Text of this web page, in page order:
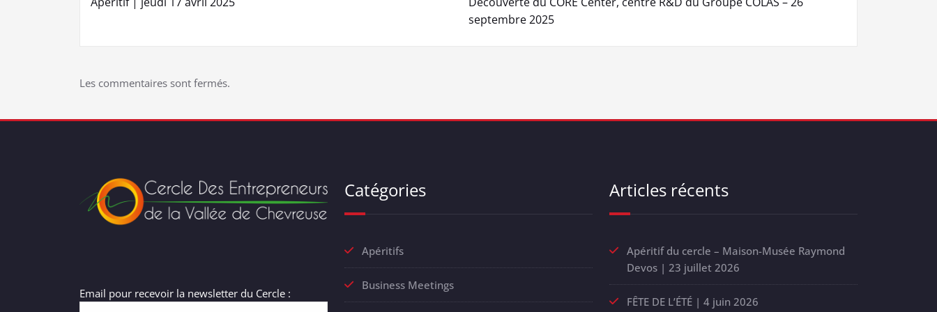
septembre 2025
Les commentaires sont fermés.
Email pour recevoir la newsletter du Cercle :
Catégories
Apéritifs
Business Meetings
Articles récents
Apéritif du cercle – Maison-Musée Raymond
Devos | 23 juillet 2026
FÊTE DE L’ÉTÉ | 4 juin 2026